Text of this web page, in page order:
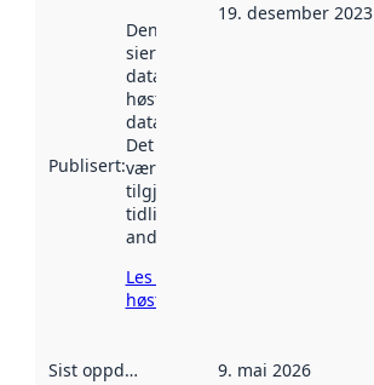
Publisert:
Denne datoen
sier når
datasettet ble
høstet av
data.norge.no.
Det kan ha
vært
tilgjengelig
tidligere
andre steder.
Les mer om
høsting her
19. desember 2023
Sist oppdatert 9. mai 2026